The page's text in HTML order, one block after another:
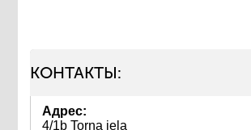
КОНТАКТЫ:
Адрес:
4/1b Torņa iela